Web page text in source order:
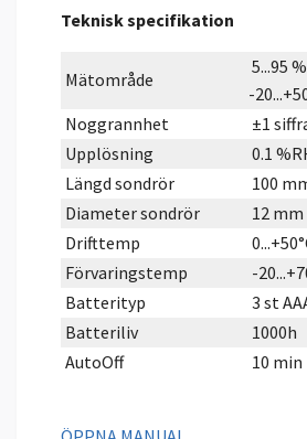
Teknisk specifikation
Mätområde
5...95
-
Noggrannhet
±1
Upplösning
0.1
Längd sondrör
100
Diameter sondrör
12 mm
Drifttemp
Förvaringstemp
-
Batterityp
3 st
Batteriliv
1000h
AutoOff
10 min